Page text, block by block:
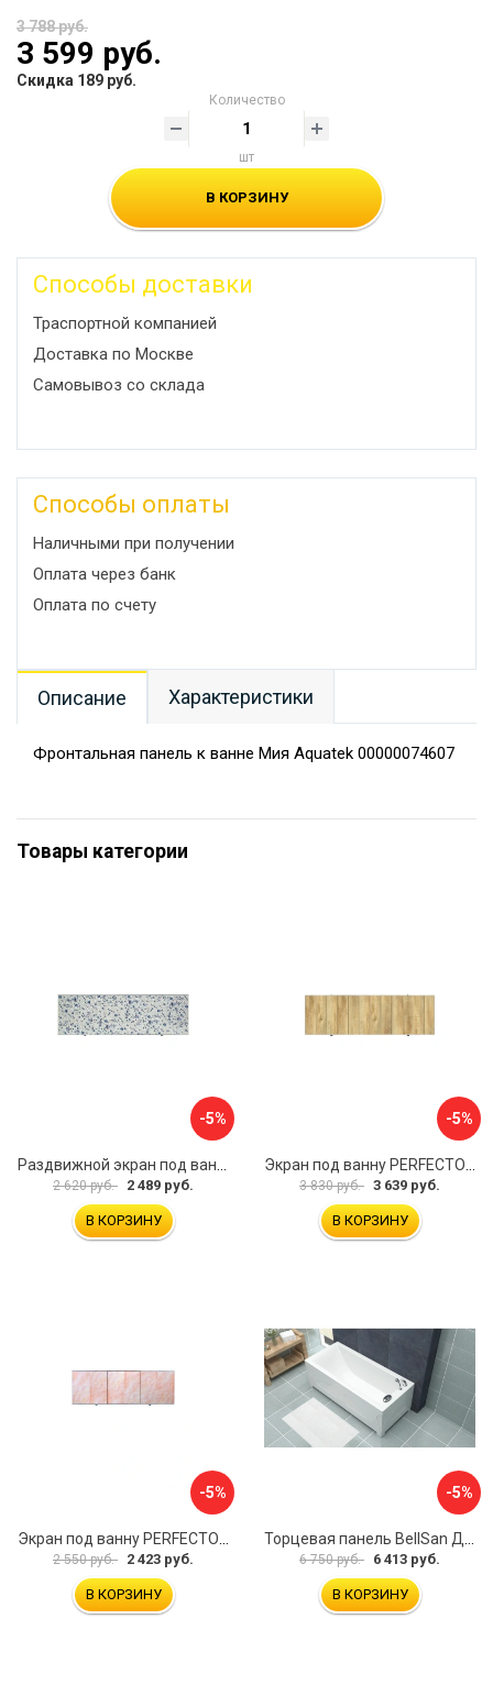
3 788 руб.
3 599 руб.
Скидка 189 руб.
Количество
шт
В КОРЗИНУ
Способы доставки
Траспортной компанией
Доставка по Москве
Самовывоз со склада
Способы оплаты
Наличными при получении
Оплата через банк
Оплата по счету
Описание Характеристики
Фронтальная панель к ванне Мия Aquatek 00000074607
Товары категории
-5%
2 620 руб. 2 489 руб.
В КОРЗИНУ
-5%
3 830 руб. 3 639 руб.
В КОРЗИНУ
-5%
Экран под ванну PERFECTO LINEA 36-000157
2 550 руб. 2 423 руб.
В КОРЗИНУ
-5%
Торцевая панель BellSan Даниелла 4627171531049
6 750 руб. 6 413 руб.
В КОРЗИНУ